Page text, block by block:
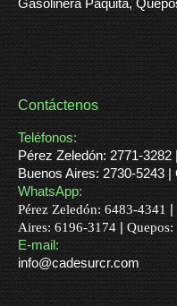
Gasolinera Paquita,
Encuentranos
Contáctenos
Teléfonos:
Pérez Zeledón: 2771-
Buenos Aires: 2730-5243
WhatsApp:
Pérez Zeledón: 6483-4341|
Aires: 6196-3174 |
E-mail:
info@cadesurcr.com